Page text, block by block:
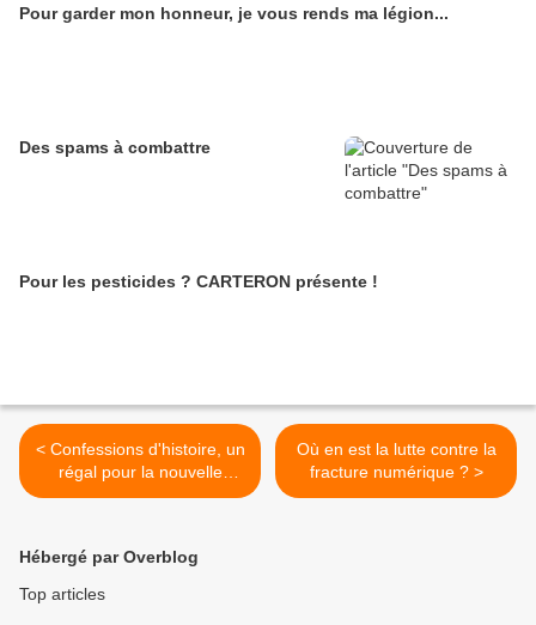
Pour garder mon honneur, je vous rends ma légion...
Des spams à combattre
Pour les pesticides ? CARTERON présente !
< Confessions d'histoire, un
régal pour la nouvelle
année !
Où en est la lutte contre la
fracture numérique ? >
Hébergé par Overblog
Top articles